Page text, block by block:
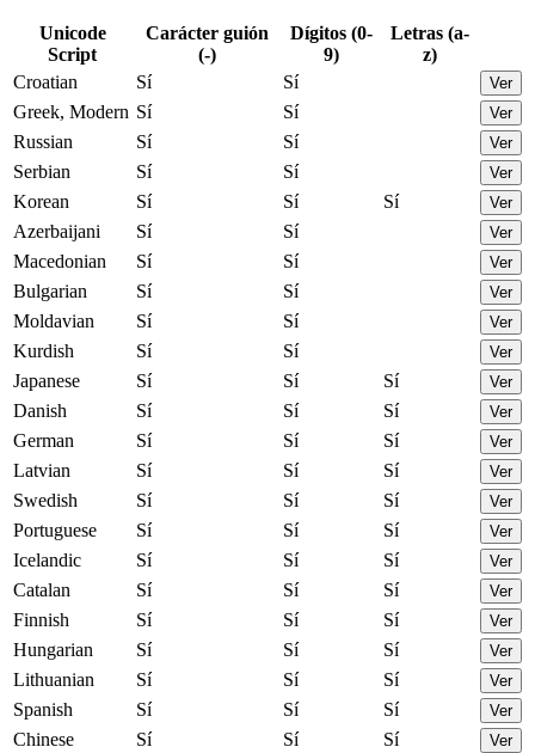
Unicode
Script
Carácter guión
(-)
Dígitos (0-
9)
Letras (a-
z)
Croatian
Sí Sí Ver
Greek, Modern Sí Sí Ver
Russian Sí Sí Ver
Serbian Sí Sí Ver
Korean Sí Sí Sí Ver
Azerbaijani Sí Sí Ver
Macedonian Sí Sí Ver
Bulgarian Sí Sí Ver
Moldavian Sí Sí Ver
Kurdish Sí Sí Ver
Japanese Sí Sí Sí Ver
Danish Sí Sí Sí Ver
German Sí Sí Sí Ver
Latvian Sí Sí Sí Ver
Swedish Sí Sí Sí Ver
Portuguese Sí Sí Sí Ver
Icelandic Sí Sí Sí Ver
Catalan Sí Sí Sí Ver
Finnish Sí Sí Sí Ver
Hungarian Sí Sí Sí Ver
Lithuanian Sí Sí Sí Ver
Spanish Sí Sí Sí Ver
Chinese Sí Sí Sí Ver